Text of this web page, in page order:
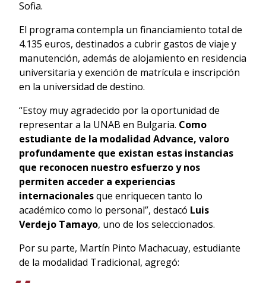
Sofia.
El programa contempla un financiamiento total de
4.135 euros, destinados a cubrir gastos de viaje y
manutención, además de alojamiento en residencia
universitaria y exención de matrícula e inscripción
en la universidad de destino.
“Estoy muy agradecido por la oportunidad de
representar a la UNAB en Bulgaria. Como
estudiante de la modalidad Advance, valoro
profundamente que existan estas instancias
que reconocen nuestro esfuerzo y nos
permiten acceder a experiencias
internacionalesque enriquecen tanto lo
académico como lo personal”, destacó Luis
Verdejo Tamayo, uno de los seleccionados.
Por su parte, Martín Pinto Machacuay, estudiante
de la modalidad Tradicional, agregó: